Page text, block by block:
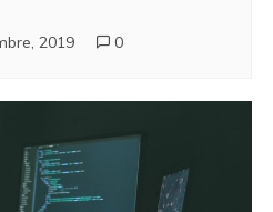
2019 0